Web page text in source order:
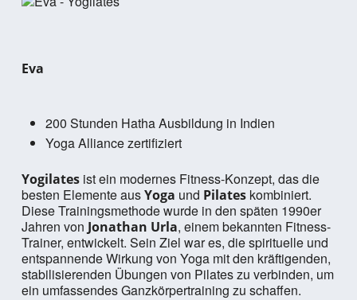
Eva
200 Stunden Hatha Ausbildung in Indien
Yoga Alliance zertifiziert
Yogilatesist ein modernes Fitness-Konzept, das die
besten Elemente ausYoga und Pilateskombiniert.
Diese Trainingsmethode wurde in den späten 1990er
Jahren von Jonathan Urla, einem bekannten Fitness-
Trainer, entwickelt. Sein Ziel war es, die spirituelle und
entspannende Wirkung von Yoga mit den kräftigenden,
stabilisierenden Übungen von Pilates zu verbinden, um
ein umfassendes Ganzkörpertraining zu schaffen.